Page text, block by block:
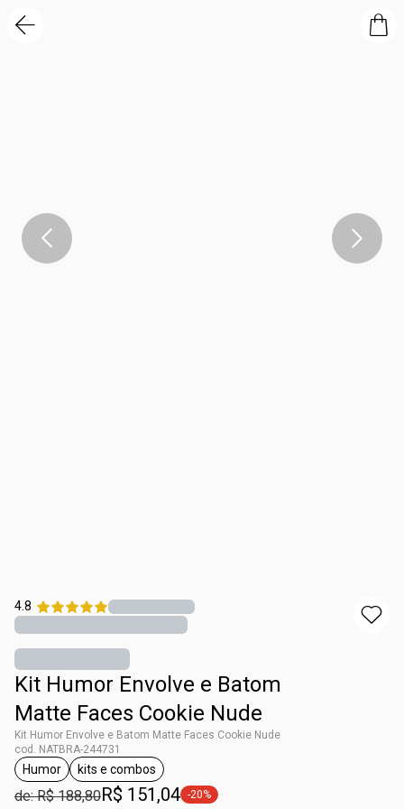
4.8
Kit Humor Envolve e Batom
Matte Faces Cookie Nude
Kit Humor Envolve e Batom Matte Faces Cookie Nude
cod. NATBRA-244731
etiqueta Humor
Humor
etiqueta kits e combos
kits e combos
de: R$ 188,80R$ 151,04 etiqueta -20%
-20%